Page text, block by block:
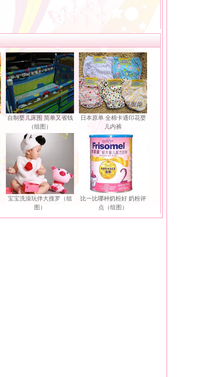
自制婴儿床围 简单又省钱
（组图）
日本原单 全棉卡通印花婴
儿内裤
宝宝洗澡玩伴大搜罗（组
图）
比一比哪种奶粉好 奶粉评
点（组图）